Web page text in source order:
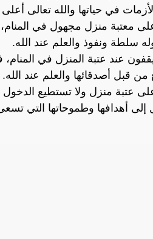
في حياتها والله تعالى
على معتبة منزل مجهول في
ونفوذ والعلم عند الله.
يقفون عند عتبة المنزل في
من قبل أصدقائها والعلم عند الله.
على عتبة منزل ولا تستطيع
أهدافها وطموحاتها التي تسعى